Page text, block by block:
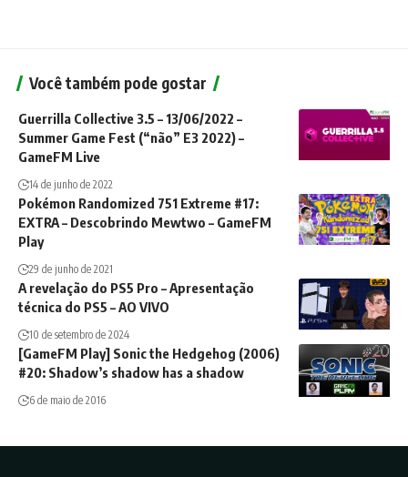
Você também pode gostar
Guerrilla Collective 3.5 – 13/06/2022 –
Summer Game Fest (“não” E3 2022) –
GameFM Live
14 de junho de 2022
Pokémon Randomized 751 Extreme #17:
EXTRA – Descobrindo Mewtwo – GameFM
Play
29 de junho de 2021
A revelação do PS5 Pro – Apresentação
técnica do PS5 – AO VIVO
10 de setembro de 2024
[GameFM Play] Sonic the Hedgehog (2006)
#20: Shadow’s shadow has a shadow
6 de maio de 2016